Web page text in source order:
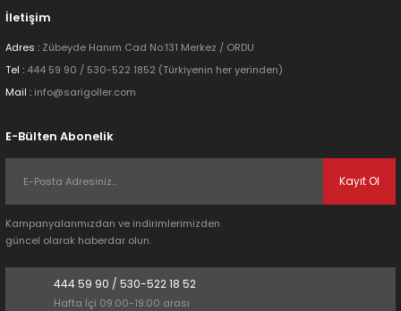
İletişim
Adres : Zübeyde Hanım Cad No:131 Merkez / ORDU
Tel : 444 59 90 / 530-522 1852 (Türkiyenin her yerinden)
Mail : info@sarigoller.com
E-Bülten Abonelik
Kayıt Ol
Kampanyalarımızdan ve indirimlerimizden
güncel olarak haberdar olun.
444 59 90 / 530-522 18 52
Hafta İçi 09.00-19:00 arası